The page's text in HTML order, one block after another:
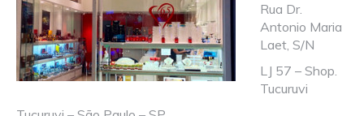
Rua Dr.
Antonio Maria
Laet, S/N
LJ 57 – Shop.
Tucuruvi